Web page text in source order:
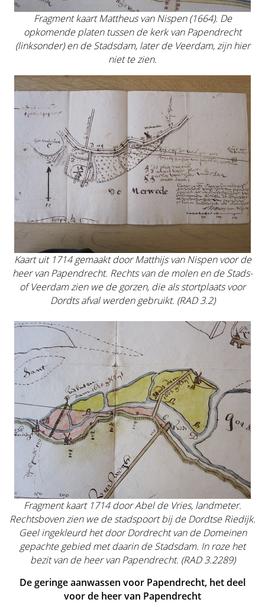
Fragment kaart Mattheus van Nispen (1664). De
opkomende platen tussen de kerk van Papendrecht
(linksonder) en de Stadsdam, later de Veerdam, zijn hier
niet te zien.
Kaart uit 1714 gemaakt door Matthijs van Nispen voor de
heer van Papendrecht. Rechts van de molen en de Stads-
of Veerdam zien we de gorzen, die als stortplaats voor
Dordts afval werden gebruikt. (RAD 3.2)
Fragment kaart 1714 door Abel de Vries, landmeter.
Rechtsboven zien we de stadspoort bij de Dordtse Riedijk.
Geel ingekleurd het door Dordrecht van de Domeinen
gepachte gebied met daarin de Stadsdam. In roze het
bezit van de heer van Papendrecht. (RAD 3.2289)
De geringe aanwassen voor Papendrecht, het deel
voor de heer van Papendrecht